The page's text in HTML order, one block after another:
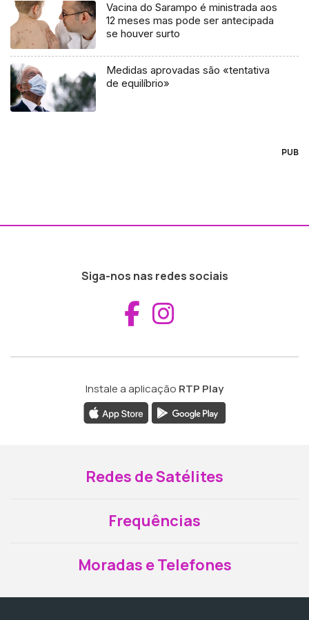
Vacina do Sarampo é ministrada aos
12 meses mas pode ser antecipada
se houver surto
Medidas aprovadas são «tentativa
de equilíbrio»
PUB
Siga-nos nas redes sociais
Aceder ao
Instale a aplicação RTP Play
Redes de Satélites
Frequências
Moradas e Telefones